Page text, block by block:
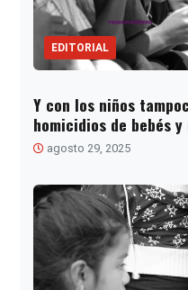
EDITORIAL
Y con los niños
homicidios de bebés
agosto 29, 2025